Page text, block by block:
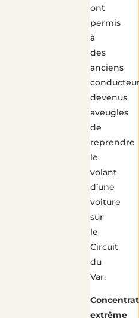
ont
permis
à
des
anciens
devenus
aveugles
de
reprendre
le
volant
d’une
voiture
sur
le
Circuit
du
Var.
extrême